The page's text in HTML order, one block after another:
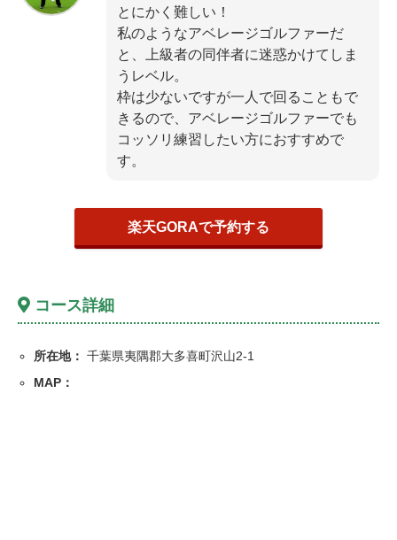
とにかく難しい！
私のようなアベレージゴルファーだ
と、上級者の同伴者に迷惑かけてしま
うレベル。
枠は少ないですが一人で回ることもで
きるので、アベレージゴルファーでも
コッソリ練習したい方におすすめで
す。
楽天GORAで予約する
コース詳細
所在地： 千葉県夷隅郡大多喜町沢山2-1
MAP：